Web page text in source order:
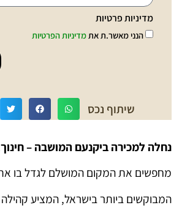
מדיניות פרטיות
הנני מאשר.ת אתמדיניות הפרטיות
שיתוף נכס
נחלה למכירה ביקנעם המושבה –
מחפשים את המקום המושלם לגדל בו את
המבוקשים ביותר בישראל, המציע